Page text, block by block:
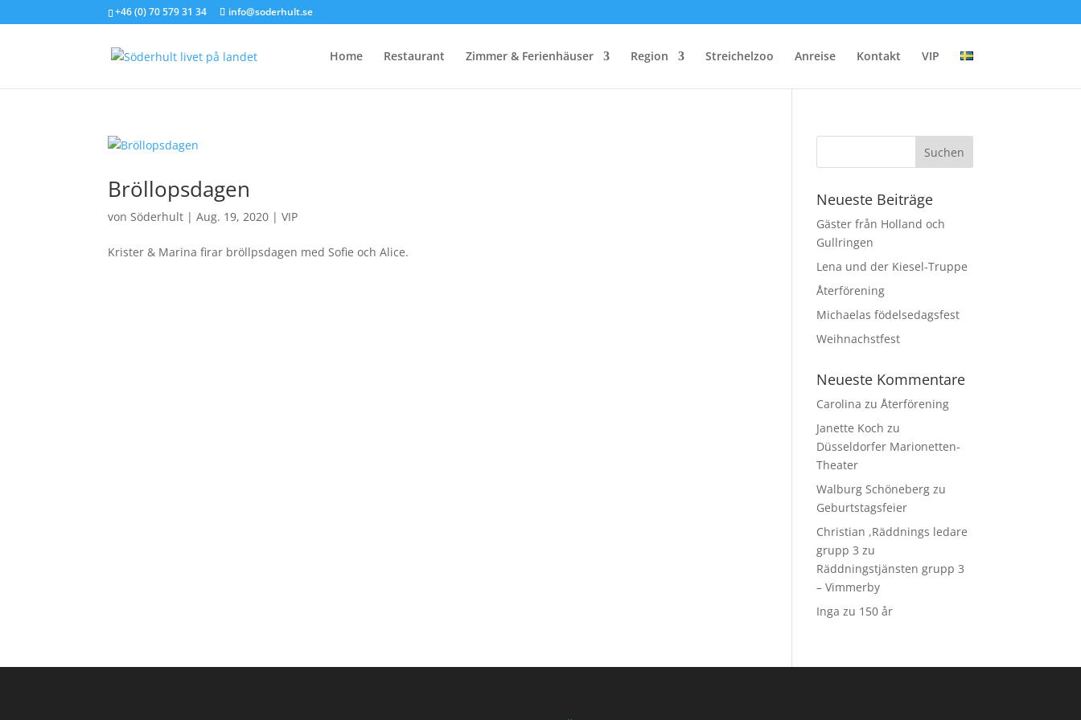
+46 (0) 70 579 31 34 info@soderhult.se
Home Restaurant Zimmer & Ferienhäuser Region Streichelzoo Anreise Kontakt VIP
Bröllopsdagen
vonSöderhult |Aug. 19, 2020 |VIP
Krister & Marina firar bröllpsdagen med Sofie och Alice.
Neueste Beiträge
Gäster från Holland och
Gullringen
Lena und der Kiesel-Truppe
Återförening
Michaelas födelsedagsfest
Weihnachstfest
Neueste Kommentare
Carolina zuÅterförening
Janette Koch zu
Düsseldorfer Marionetten-
Theater
Walburg Schöneberg zu
Geburtstagsfeier
Christian ,Räddnings ledare
grupp 3 zu
Räddningstjänsten grupp 3
– Vimmerby
Inga zu 150 år